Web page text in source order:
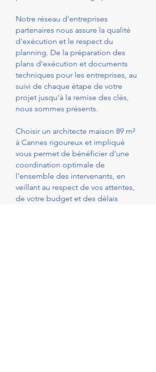
Notre réseau d'entreprises
partenaires nous assure la qualité
d'exécution et le respect du
planning. De la préparation des
plans d'exécution et documents
techniques pour les entreprises, au
suivi de chaque étape de votre
projet jusqu'à la remise des clés,
nous sommes présents.
Choisir un architecte maison 89 m²
à Cannes rigoureux et impliqué
vous permet de bénéficier d'une
coordination optimale de
l'ensemble des intervenants, en
veillant au respect de vos attentes,
de votre budget et des délais